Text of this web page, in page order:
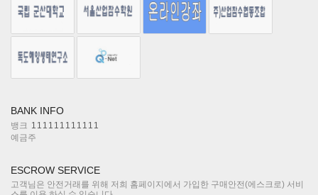
BANK INFO
뱅크 111111111111
예금주
ESCROW SERVICE
고객님은 안전거래를 위해 저희 홈페이지에서 가입한 구매안전(에스크로) 서비